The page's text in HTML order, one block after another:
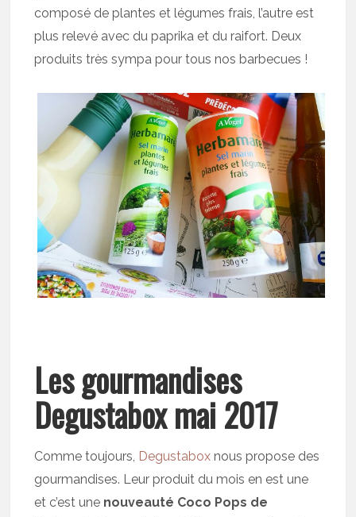
composé de plantes et légumes frais, l’autre est
plus relevé avec du paprika et du raifort. Deux
produits très sympa pour tous nos barbecues !
Les gourmandises
Degustabox mai 2017
Comme toujours, Degustabox nous propose des
gourmandises. Leur produit du mois en est une
et c’est une nouveauté Coco Pops de